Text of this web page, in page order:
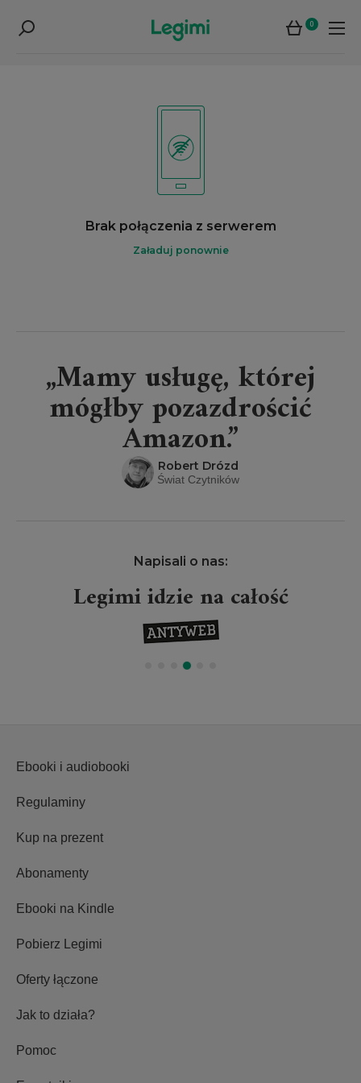
0
Brak połączenia z serwerem
Załaduj ponownie
„Mamy usługę, której
mógłby pozazdrościć
Amazon.”
Robert Drózd
Świat Czytników
Napisali o nas:
Legimi idzie na całość
Ebooki i audiobooki
Regulaminy
Kup na prezent
Abonamenty
Ebooki na Kindle
Pobierz Legimi
Oferty łączone
Jak to działa?
Pomoc